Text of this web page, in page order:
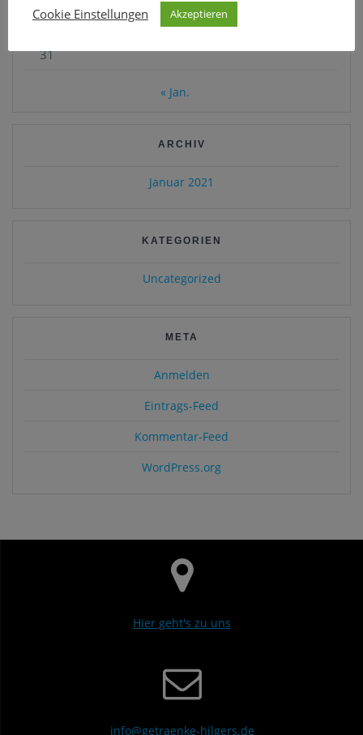
24
25 26 27 28
31
« Jan.
ARCHIV
Januar 2021
KATEGORIEN
Uncategorized
META
Anmelden
Eintrags-Feed
Kommentar-Feed
WordPress.org
Hier geht's zu uns
info@getraenke-hilgers.de
Cookie Einstellungen
Akzeptieren